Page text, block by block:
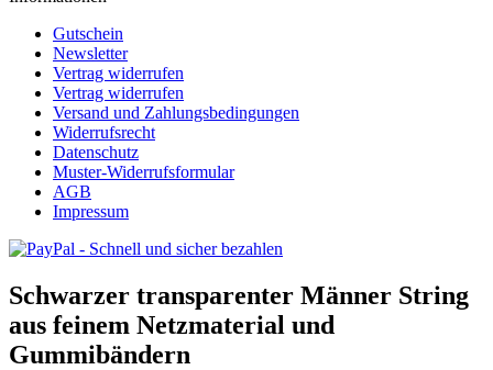
Gutschein
Newsletter
Vertrag widerrufen
Vertrag widerrufen
Versand und Zahlungsbedingungen
Widerrufsrecht
Datenschutz
Muster-Widerrufsformular
AGB
Impressum
Schwarzer transparenter Männer String
aus feinem Netzmaterial und
Gummibändern